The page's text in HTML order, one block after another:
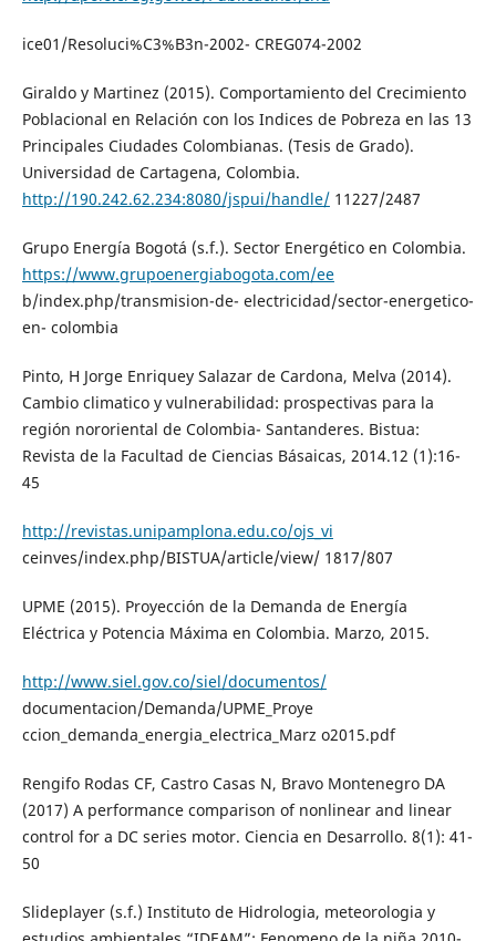
ice01/Resoluci%C3%B3n-2002- CREG074-2002
Giraldo y Martinez (2015). Comportamiento del Crecimiento
Poblacional en Relación con los Indices de Pobreza en las 13
Principales Ciudades Colombianas. (Tesis de Grado).
Universidad de Cartagena, Colombia.
http://190.242.62.234:8080/jspui/handle/11227/2487
Grupo Energía Bogotá (s.f.). Sector Energético en Colombia.
https://www.grupoenergiabogota.com/ee
b/index.php/transmision-de- electricidad/sector-energetico-
en- colombia
Pinto, H Jorge Enriquey Salazar de Cardona, Melva (2014).
Cambio climatico y vulnerabilidad: prospectivas para la
región nororiental de Colombia- Santanderes. Bistua:
Revista de la Facultad de Ciencias Básaicas, 2014.12 (1):16-
45
http://revistas.unipamplona.edu.co/ojs_vi
ceinves/index.php/BISTUA/article/view/ 1817/807
UPME (2015). Proyección de la Demanda de Energía
Eléctrica y Potencia Máxima en Colombia. Marzo, 2015.
http://www.siel.gov.co/siel/documentos/
documentacion/Demanda/UPME_Proye
ccion_demanda_energia_electrica_Marz o2015.pdf
Rengifo Rodas CF, Castro Casas N, Bravo Montenegro DA
(2017) A performance comparison of nonlinear and linear
control for a DC series motor. Ciencia en Desarrollo. 8(1): 41-
50
Slideplayer (s.f.) Instituto de Hidrologia, meteorologia y